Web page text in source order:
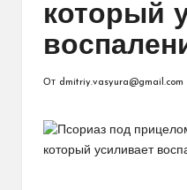
который
От dmitriy.vasyura@gmail.com